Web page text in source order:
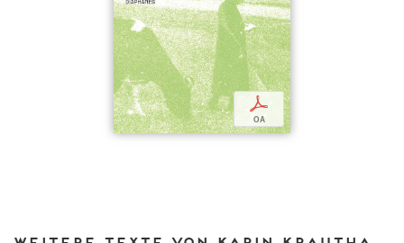
p
OA